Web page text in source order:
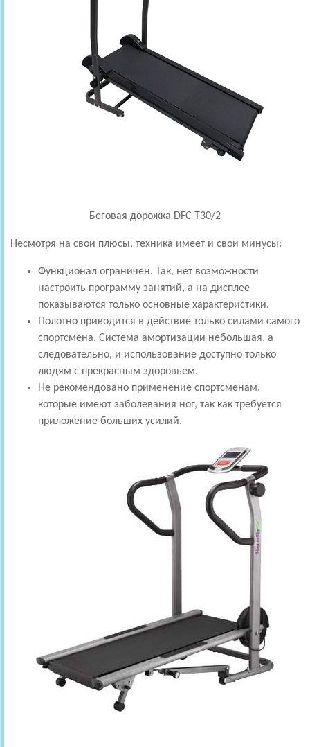
Беговая дорожка DFC T30/2
Несмотря на свои плюсы, техника имеет и свои минусы:
Функционал ограничен. Так, нет возможности
настроить программу занятий, а на дисплее
показываются только основные характеристики.
Полотно приводится в действие только силами самого
спортсмена. Система амортизации небольшая, а
следовательно, и использование доступно только
людям с прекрасным здоровьем.
Не рекомендовано применение спортсменам,
которые имеют заболевания ног, так как требуется
приложение больших усилий.